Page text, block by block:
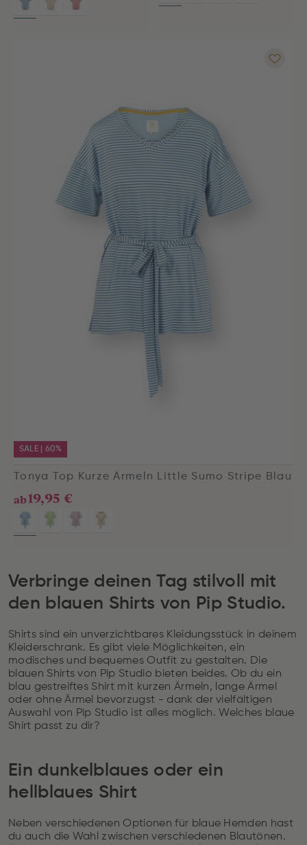
SALE | 60%
Tonya Top Kurze Ärmeln Little Sumo Stripe Blau
ab19,95 €
Verbringe deinen Tag stilvoll mit
den blauen Shirts von Pip Studio.
Shirts sind ein unverzichtbares Kleidungsstück in deinem
Kleiderschrank. Es gibt viele Möglichkeiten, ein
modisches und bequemes Outfit zu gestalten. Die
blauen Shirts von Pip Studio bieten beides. Ob du ein
blau gestreiftes Shirt mit kurzen Ärmeln, lange Ärmel
oder ohne Ärmel bevorzugst - dank der vielfältigen
Auswahl von Pip Studio ist alles möglich. Welches blaue
Shirt passt zu dir?
Ein dunkelblaues oder ein
hellblaues Shirt
Neben verschiedenen Optionen für blaue Hemden hast
du auch die Wahl zwischen verschiedenen Blautönen.